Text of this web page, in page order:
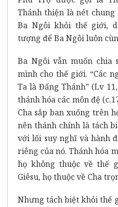
Thánh thiện là nét
Ba Ngôi khỏi thế giới,
tượng để Ba Ngôi luôn
Ba Ngôi vẫn muốn chia
mình cho thế giới. “Các
Ta là Đấng Thánh” (Lv
thánh hóa các môn đệ
Cha sắp ban xuống trên
nên thánh chính là tách
với lối suy nghĩ và hành
riêng của nó. Thánh hóa
họ không thuộc về thế
Giêsu, họ thuộc về Cha
Nhưng tách biệt khỏi thế